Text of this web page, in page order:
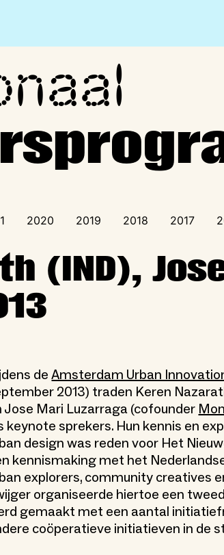
2020 2019 2018 2017
(IND),
deAmsterdam Urban
2013) traden Keren
Jose Mari Luzarraga (cofounder
keynote sprekers. Hun kennis en
design was reden voor Het
kennismaking met het
explorers, community creatives
organiseerde hiertoe een
gemaakt met een aantal
coöperatieve initiatieven in de